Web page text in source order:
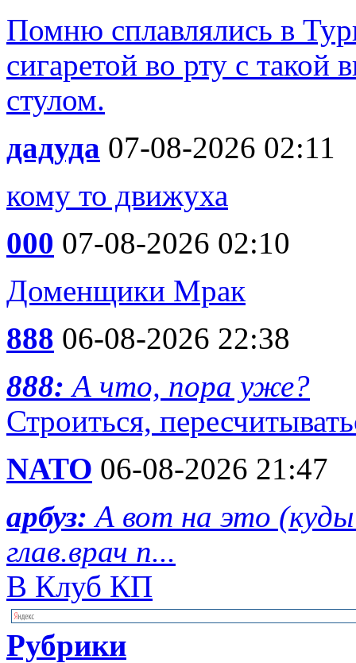
Помню сплавлялись в
сигаретой во рту с
стулом.
дадуда 07-08-2026 02:11
кому то движуха
000 07-08-2026 02:10
Доменщики Мрак
888 06-08-2026 22:38
888:А что, пора уже?
Строиться,
NATO 06-08-2026 21:47
арбуз:А вот на это
глав.врач п...
В Клуб КП
Рубрики